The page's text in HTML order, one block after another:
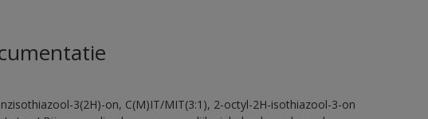
3(2H)-on, C(M)IT/MIT(3:1), 2-octyl-2H-isothiazool-3-on